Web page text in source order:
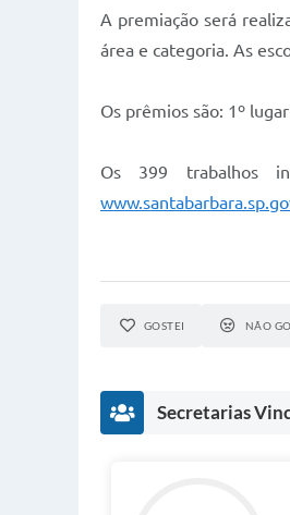
A premiação será
área e categoria. As
Os prêmios são: 1º
Os 399 trabalhos
GOSTEI NÃO
Secretarias